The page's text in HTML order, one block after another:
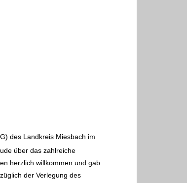
des Landkreis Miesbach im
über das zahlreiche
herzlich willkommen und gab
der Verlegung des